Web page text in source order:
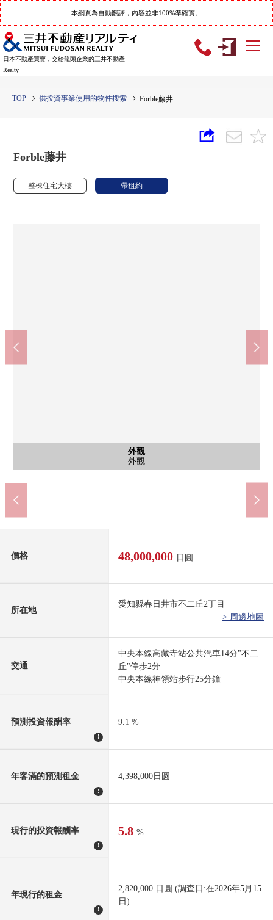
本網頁為自動翻譯，內容並非100%準確實。
日本不動產買賣，交給龍頭企業的三井不動產
Realty
TOP 供投資事業使用的物件搜索 Forble藤井
Forble藤井
整棟住宅大樓 帶租約
外觀
外觀
外觀
外觀
外觀
外觀
停車場
停車場
含有前面道路的外觀
前面道路
春日井出川郵局(約480m)
步行6分鐘。
春日井市立北城小學(約1000m)
步行13分鐘。
春日井市立南城中學(約2500m)
步行32分鐘。
價格 48,000,000 日圓
所在地
愛知縣春日井市不二丘2丁目
> 周邊地圖
交通
中央本線高藏寺站公共汽車14分"不二
丘"停歩2分
中央本線神領站步行25分鐘
預測投資報酬率
!
9.1 %
年客滿的預測租金
!
4,398,000日圆
現行的投資報酬率
!
5.8 %
年現行的租金
!
2,820,000 日圓 (調查日:在2026年5月15
日)